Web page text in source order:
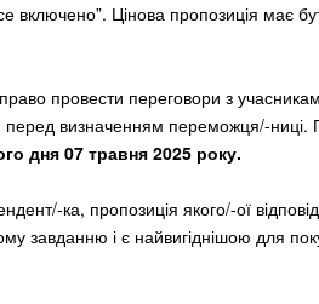
включено”. Цінова пропозиція має
провести переговори з
перед визначенням переможця/-
дня 07 травня 2025 року.
ка, пропозиція якого/-ої
завданню і є найвигіднішою для